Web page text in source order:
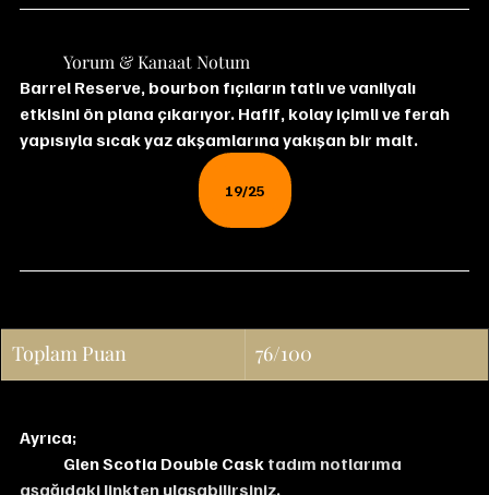
	Yorum & Kanaat Notum
Barrel Reserve, bourbon fıçıların tatlı ve vanilyalı
etkisini ön plana çıkarıyor. Hafif, kolay içimli ve ferah
yapısıyla sıcak yaz akşamlarına yakışan bir malt.
19/25
Toplam Puan 76/100
Ayrıca;
Glen Scotia Double Cask tadım notlarıma
aşağıdaki linkten ulaşabilirsiniz.